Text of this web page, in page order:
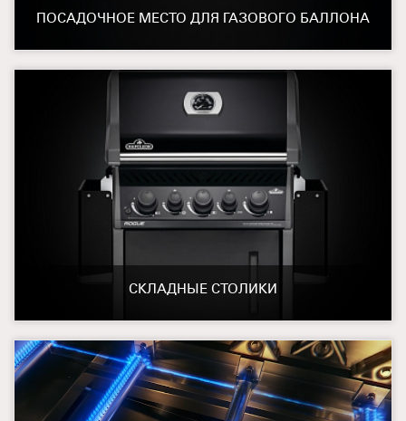
ПОСАДОЧНОЕ МЕСТО ДЛЯ ГАЗОВОГО БАЛЛОНА
СКЛАДНЫЕ СТОЛИКИ